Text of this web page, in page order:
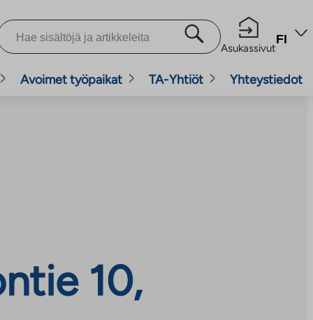
Asukassivut
FI
Avoimet työpaikat TA-Yhtiöt Yhteystiedot
10,